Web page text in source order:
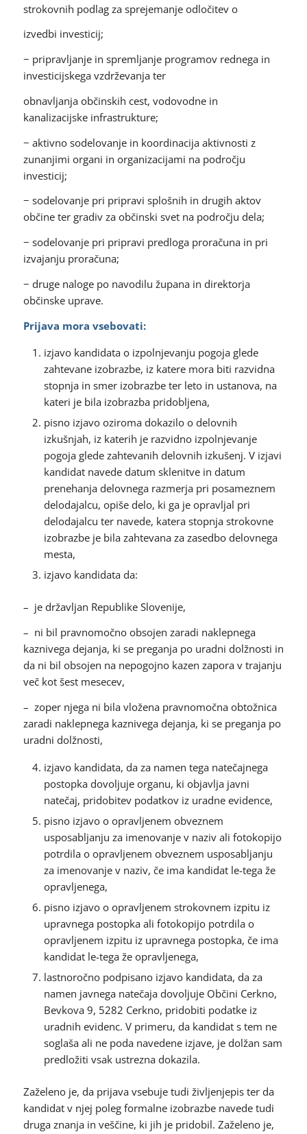
strokovnih podlag za sprejemanje odločitev o
izvedbi investicij;
− pripravljanje in spremljanje programov rednega in
investicijskega vzdrževanja ter
obnavljanja občinskih cest, vodovodne in
kanalizacijske infrastrukture;
− aktivno sodelovanje in koordinacija aktivnosti z
zunanjimi organi in organizacijami na področju
investicij;
− sodelovanje pri pripravi splošnih in drugih aktov
občine ter gradiv za občinski svet na področju dela;
− sodelovanje pri pripravi predloga proračuna in pri
izvajanju proračuna;
− druge naloge po navodilu župana in direktorja
občinske uprave.
Prijava mora vsebovati:
izjavo kandidata o izpolnjevanju pogoja glede
zahtevane izobrazbe, iz katere mora biti razvidna
stopnja in smer izobrazbe ter leto in ustanova, na
kateri je bila izobrazba pridobljena,
pisno izjavo oziroma dokazilo o delovnih
izkušnjah, iz katerih je razvidno izpolnjevanje
pogoja glede zahtevanih delovnih izkušenj. V izjavi
kandidat navede datum sklenitve in datum
prenehanja delovnega razmerja pri posameznem
delodajalcu, opiše delo, ki ga je opravljal pri
delodajalcu ter navede, katera stopnja strokovne
izobrazbe je bila zahtevana za zasedbo delovnega
mesta,
izjavo kandidata da:
– je državljan Republike Slovenije,
– ni bil pravnomočno obsojen zaradi naklepnega
kaznivega dejanja, ki se preganja po uradni dolžnosti in
da ni bil obsojen na nepogojno kazen zapora v trajanju
več kot šest mesecev,
– zoper njega ni bila vložena pravnomočna obtožnica
zaradi naklepnega kaznivega dejanja, ki se preganja po
uradni dolžnosti,
izjavo kandidata, da za namen tega natečajnega
postopka dovoljuje organu, ki objavlja javni
natečaj, pridobitev podatkov iz uradne evidence,
pisno izjavo o opravljenem obveznem
usposabljanju za imenovanje v naziv ali fotokopijo
potrdila o opravljenem obveznem usposabljanju
za imenovanje v naziv, če ima kandidat le-tega že
opravljenega,
pisno izjavo o opravljenem strokovnem izpitu iz
upravnega postopka ali fotokopijo potrdila o
opravljenem izpitu iz upravnega postopka, če ima
kandidat le-tega že opravljenega,
lastnoročno podpisano izjavo kandidata, da za
namen javnega natečaja dovoljuje Občini Cerkno,
Bevkova 9, 5282 Cerkno, pridobiti podatke iz
uradnih evidenc. V primeru, da kandidat s tem ne
soglaša ali ne poda navedene izjave, je dolžan sam
predložiti vsak ustrezna dokazila.
Zaželeno je, da prijava vsebuje tudi življenjepis ter da
kandidat v njej poleg formalne izobrazbe navede tudi
druga znanja in veščine, ki jih je pridobil. Zaželeno je,